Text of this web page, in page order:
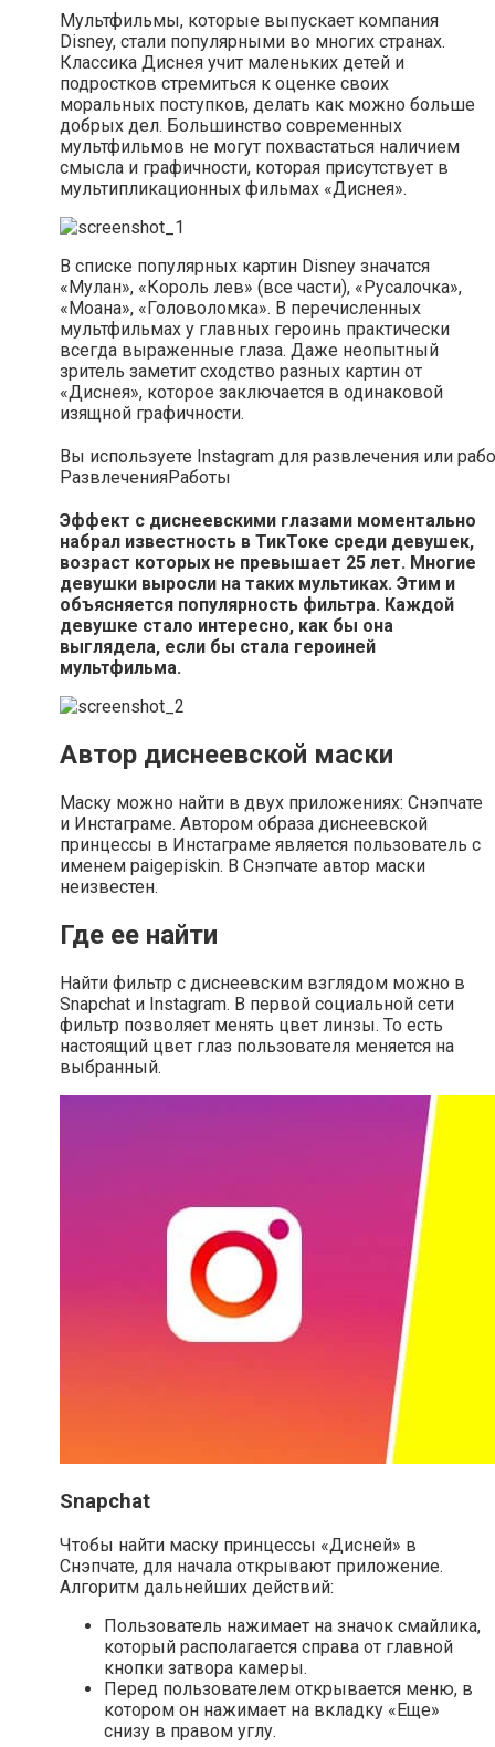
Мультфильмы, которые выпускает компания
Disney, стали популярными во многих странах.
Классика Диснея учит маленьких детей и
подростков стремиться к оценке своих
моральных поступков, делать как можно больше
добрых дел. Большинство современных
мультфильмов не могут похвастаться наличием
смысла и графичности, которая присутствует в
мультипликационных фильмах «Диснея».
В списке популярных картин Disney значатся
«Мулан», «Король лев» (все части), «Русалочка»,
«Моана», «Головоломка». В перечисленных
мультфильмах у главных героинь практически
всегда выраженные глаза. Даже неопытный
зритель заметит сходство разных картин от
«Диснея», которое заключается в одинаковой
изящной графичности.
Вы используете Instagram для развлечения или
РазвлеченияРаботы
Эффект с диснеевскими глазами моментально
набрал известность в ТикТоке среди девушек,
возраст которых не превышает 25 лет. Многие
девушки выросли на таких мультиках. Этим и
объясняется популярность фильтра. Каждой
девушке стало интересно, как бы она
выглядела, если бы стала героиней
мультфильма.
Автор диснеевской маски
Маску можно найти в двух приложениях: Снэпчате
и Инстаграме. Автором образа диснеевской
принцессы в Инстаграме является пользователь с
именем paigepiskin. В Снэпчате автор маски
неизвестен.
Где ее найти
Найти фильтр с диснеевским взглядом можно в
Snapchat и Instagram. В первой социальной сети
фильтр позволяет менять цвет линзы. То есть
настоящий цвет глаз пользователя меняется на
выбранный.
Snapchat
Чтобы найти маску принцессы «Дисней» в
Снэпчате, для начала открывают приложение.
Алгоритм дальнейших действий:
Пользователь нажимает на значок смайлика,
который располагается справа от главной
кнопки затвора камеры.
Перед пользователем открывается меню, в
котором он нажимает на вкладку «Еще»
снизу в правом углу.